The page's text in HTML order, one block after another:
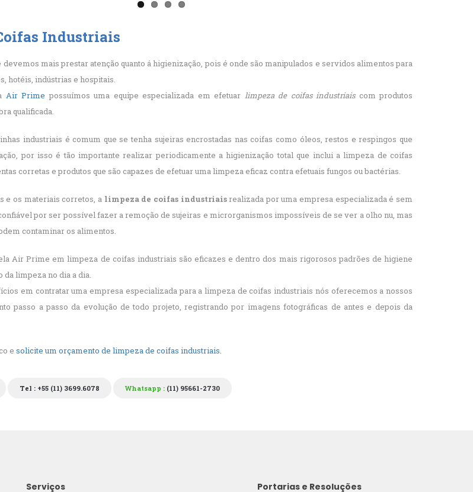
Industriais
devemos mais prestar atenção quanto á higienização, pois é onde são manipulados e servidos alimentos para
hotéis, indústrias e hospitais.
Air Prime possuímos uma equipe especializada em efetuar limpeza de coifas industriaiscom produtos
qualificada.
industriais é comum que se tenha sujeiras encrostadas nas coifas como óleos, restos e respingos que
por isso é tão importante realizar periodicamente a higienização total que inclui a limpeza de coifas
corretas e produtos que são capazes de efetuar uma limpeza eficaz contra efetuais fungos ou bactérias.
e os materiais corretos, a limpeza de coifas industriaisrealizada por uma empresa especializada é sem
por ser possível fazer a remoção de sujeiras e microrganismos impossíveis de se ver a olho nu, mas
contaminar os alimentos.
Air Prime em limpeza de coifas industriais são eficazes e dentro dos mais rigorosos padrões de higiene
limpeza no dia a dia.
em contratar uma empresa especializada para a limpeza de coifas industriais nós oferecemos a nossos
passo a passo da evolução de todo projeto, registrando por imagens fotográficas de antes e depois da
e solicite um orçamento de limpeza de coifas industriais.
Tel : +55 (11) 3699.6078 Whatsapp : (11) 95661-2730
Serviços Portarias e Resoluções